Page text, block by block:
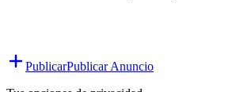
PublicarPublicar Anuncio